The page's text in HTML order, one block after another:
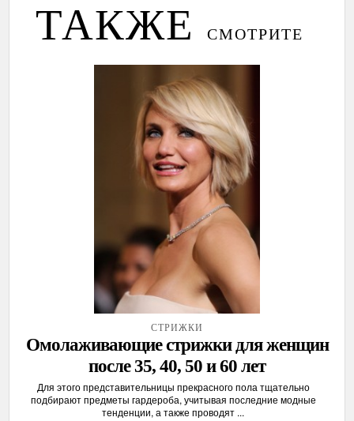
ТАКЖЕ СМОТРИТЕ
СТРИЖКИ
Омолаживающие стрижки для женщин
после 35, 40, 50 и 60 лет
Для этого представительницы прекрасного пола тщательно
подбирают предметы гардероба, учитывая последние модные
тенденции, а также проводят ...